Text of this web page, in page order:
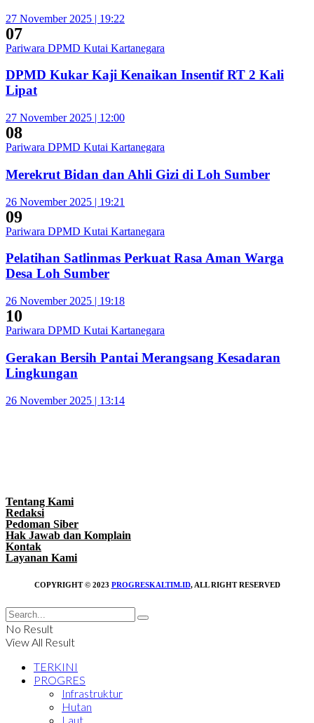
27 November 2025 | 19:22
07
Pariwara DPMD Kutai Kartanegara
DPMD Kukar Kaji Kenaikan Insentif RT 2 Kali
Lipat
27 November 2025 | 12:00
08
Pariwara DPMD Kutai Kartanegara
Merekrut Bidan dan Ahli Gizi di Loh Sumber
26 November 2025 | 19:21
09
Pariwara DPMD Kutai Kartanegara
Pelatihan Satlinmas Perkuat Rasa Aman Warga
Desa Loh Sumber
26 November 2025 | 19:18
10
Pariwara DPMD Kutai Kartanegara
Gerakan Bersih Pantai Merangsang Kesadaran
Lingkungan
26 November 2025 | 13:14
Tentang Kami
Redaksi
Pedoman Siber
Hak Jawab dan Komplain
Kontak
Layanan Kami
COPYRIGHT © 2023 PROGRESKALTIM.ID, ALL RIGHT RESERVED
No Result
View All Result
TERKINI
PROGRES
Infrastruktur
Hutan
Laut